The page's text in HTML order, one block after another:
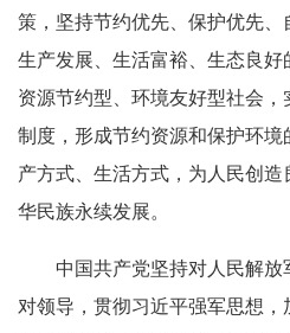
策，坚持节约优先、保护优先
生产发展、生活富裕、生态良
资源节约型、环境友好型社会
制度，形成节约资源和保护环
产方式、生活方式，为人民创
华民族永续发展。
中国共产党坚持对人民解放
对领导，贯彻习近平强军思想